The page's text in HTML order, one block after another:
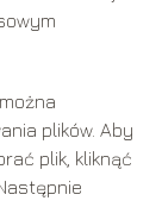
, można
plików. Aby
plik, kliknąć